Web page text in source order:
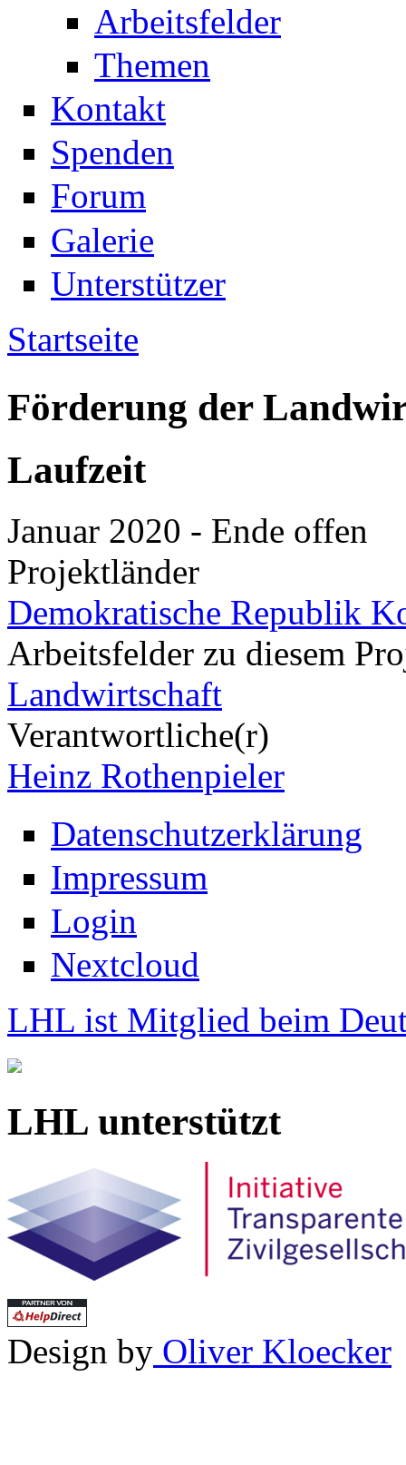
Arbeitsfelder
Themen
Kontakt
Spenden
Forum
Galerie
Unterstützer
Sie sind hier
Startseite
Förderung der
Laufzeit
Januar 2020 - Ende offen
Projektländer
Demokratische Republik
Arbeitsfelder zu diesem
Landwirtschaft
Verantwortliche(r)
Heinz Rothenpieler
Datenschutzerklärung
Impressum
Login
Nextcloud
LHL ist Mitglied beim
LHL unterstützt
Design by Oliver Kloecker